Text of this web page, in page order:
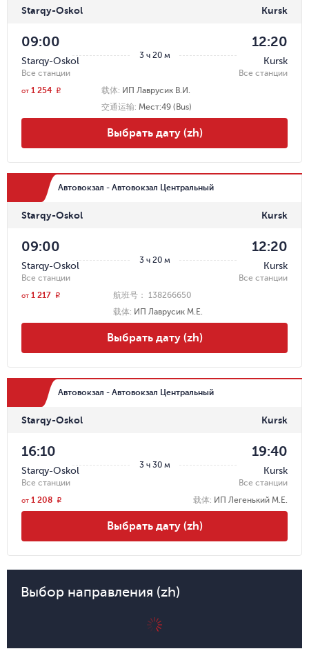
Выбор направления (zh)
Starqy-Oskol Kursk
3 ч 20 м
09:00
Starqy-Oskol
Все станции
12:20
Kursk
Все станции
载体: ИП Лаврусик В.И.
交通运输: Мест:49 (Bus)
от 1 254 r
Выбрать дату (zh)
Автовокзал - Автовокзал Центральный
Starqy-Oskol Kursk
3 ч 20 м
09:00
Starqy-Oskol
Все станции
12:20
Kursk
Все станции
航班号：
138266650
载体: ИП Лаврусик М.Е.
от 1 217 r
Выбрать дату (zh)
Автовокзал - Автовокзал Центральный
Starqy-Oskol Kursk
3 ч 30 м
16:10
Starqy-Oskol
Все станции
19:40
Kursk
Все станции
载体: ИП Легенький М.Е.
от 1 208 r
Выбрать дату (zh)